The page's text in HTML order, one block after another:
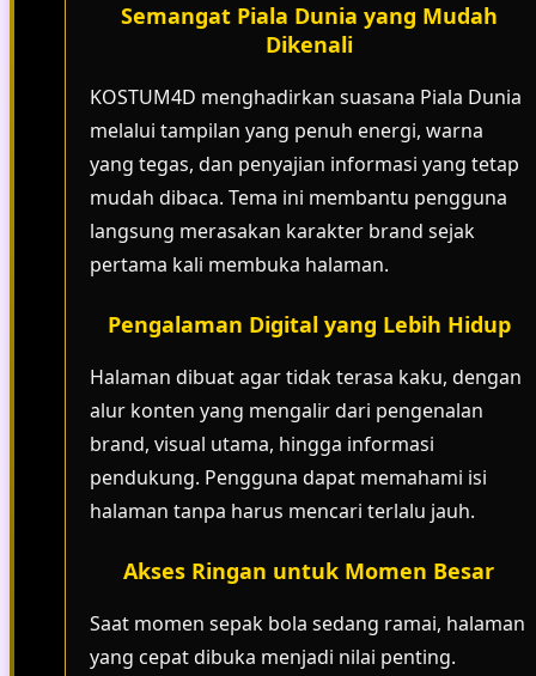
Semangat Piala Dunia yang Mudah
Dikenali
KOSTUM4D menghadirkan suasana Piala Dunia
melalui tampilan yang penuh energi, warna
yang tegas, dan penyajian informasi yang tetap
mudah dibaca. Tema ini membantu pengguna
langsung merasakan karakter brand sejak
pertama kali membuka halaman.
Pengalaman Digital yang Lebih Hidup
Halaman dibuat agar tidak terasa kaku, dengan
alur konten yang mengalir dari pengenalan
brand, visual utama, hingga informasi
pendukung. Pengguna dapat memahami isi
halaman tanpa harus mencari terlalu jauh.
Akses Ringan untuk Momen Besar
Saat momen sepak bola sedang ramai, halaman
yang cepat dibuka menjadi nilai penting.